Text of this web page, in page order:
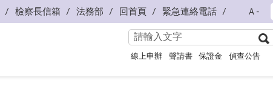
檢察長信箱 法務部 回首頁 緊急連絡電話 Ａ-
線上申辦 聲請書 保證金 偵查公告